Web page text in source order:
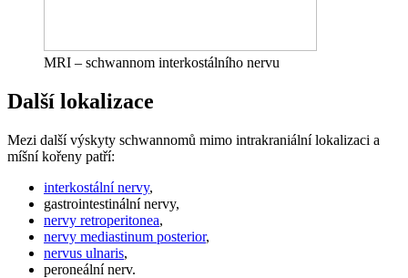
MRI – schwannom interkostálního nervu
Další lokalizace
Mezi další výskyty schwannomů mimo intrakraniální lokalizaci a
míšní kořeny patří:
interkostální nervy,
gastrointestinální nervy,
nervy retroperitonea,
nervy mediastinum posterior,
nervus ulnaris,
peroneální nerv.